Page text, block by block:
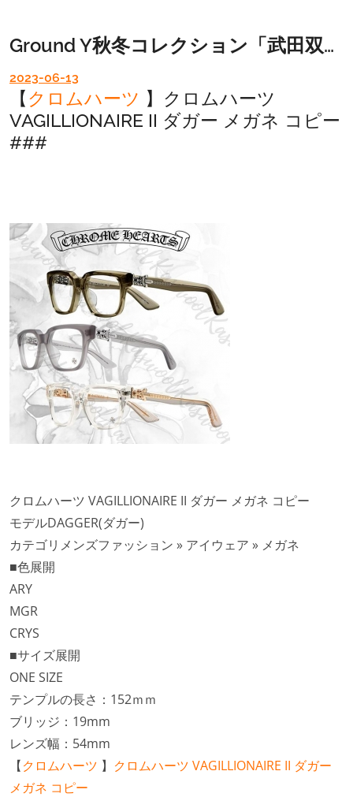
Ground Y秋冬コレクション「武田双雲」コラボ
2023-06-13
【クロムハーツ 】クロムハーツ
VAGILLIONAIRE II ダガー メガネ コピー
###
クロムハーツ VAGILLIONAIRE II ダガー メガネ コピー
モデルDAGGER(ダガー)
カテゴリメンズファッション » アイウェア » メガネ
■色展開
ARY
MGR
CRYS
■サイズ展開
ONE SIZE
テンプルの長さ：152ｍｍ
ブリッジ：19mm
レンズ幅：54mm
【クロムハーツ 】 クロムハーツ VAGILLIONAIRE II ダガー
メガネ コピー